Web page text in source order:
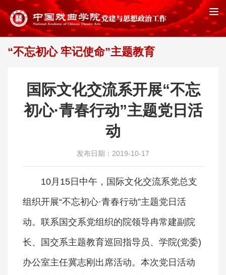
“不忘初心 牢记使命”主题教育
国际文化交流系开展“不忘
初心·青春行动”主题党日活
动
发布日期：2019-10-17
10月15日中午，国际文化交流系党总支
组织开展“不忘初心·青春行动”主题党日活
动。联系国交系党组织的院领导冉常建副院
长、国交系主题教育巡回指导员、学院(党委)
办公室主任冀志刚出席活动。本次党日活动